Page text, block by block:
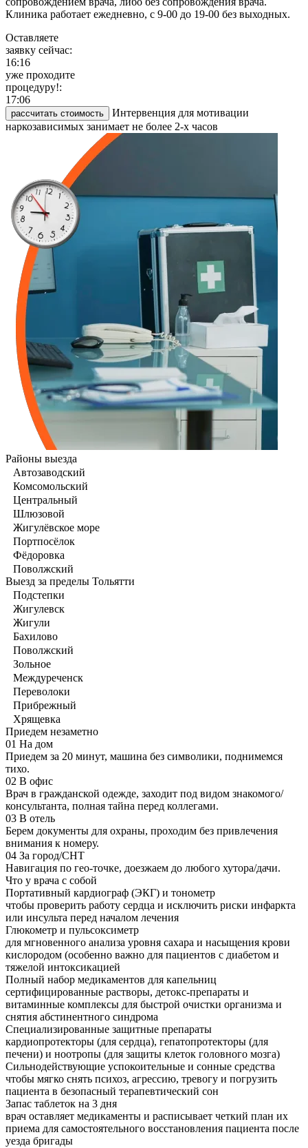
Клиника работает ежедневно, с 9-00 до 19-00 без выходных.
Оставляете
заявку сейчас:
16:16
уже проходите
процедуру!:
17:06
рассчитать стоимость
Интервенция для мотивации
наркозависимых занимает не более 2-х часов
Районы выезда
Автозаводский
Комсомольский
Центральный
Шлюзовой
Жигулёвское море
Портпосёлок
Фёдоровка
Поволжский
Выезд за пределы Тольятти
Подстепки
Жигулевск
Жигули
Бахилово
Поволжский
Зольное
Междуреченск
Переволоки
Прибрежный
Хрящевка
Приедем незаметно
01 На дом
Приедем за 20 минут, машина без символики, поднимемся
тихо.
02 В офис
Врач в гражданской одежде, заходит под видом знакомого/
консультанта, полная тайна перед коллегами.
03 В отель
Берем документы для охраны, проходим без привлечения
внимания к номеру.
04 За город/СНТ
Навигация по гео-точке, доезжаем до любого хутора/дачи.
Что у врача с собой
Портативный кардиограф (ЭКГ) и тонометр
чтобы проверить работу сердца и исключить риски инфаркта
или инсульта перед началом лечения
Глюкометр и пульсоксиметр
для мгновенного анализа уровня сахара и насыщения крови
кислородом (особенно важно для пациентов с диабетом и
тяжелой интоксикацией
Полный набор медикаментов для капельниц
сертифицированные растворы, детокс-препараты и
витаминные комплексы для быстрой очистки организма и
снятия абстинентного синдрома
Специализированные защитные препараты
кардиопротекторы (для сердца), гепатопротекторы (для
печени) и ноотропы (для защиты клеток головного мозга)
Сильнодействующие успокоительные и сонные средства
чтобы мягко снять психоз, агрессию, тревогу и погрузить
пациента в безопасный терапевтический сон
Запас таблеток на 3 дня
врач оставляет медикаменты и расписывает четкий план их
приема для самостоятельного восстановления пациента после
уезда бригады